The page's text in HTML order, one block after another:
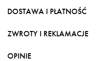
DOSTAWA I PŁATNOŚĆ
FORMY DOSTAWY
Dostawa w kraju
ZWROTY I REKLAMACJE
OPINIE